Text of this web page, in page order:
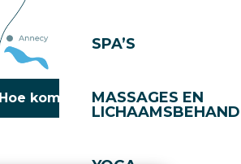
SPA’S
MASSAGES EN
Hoe kom ik daar?